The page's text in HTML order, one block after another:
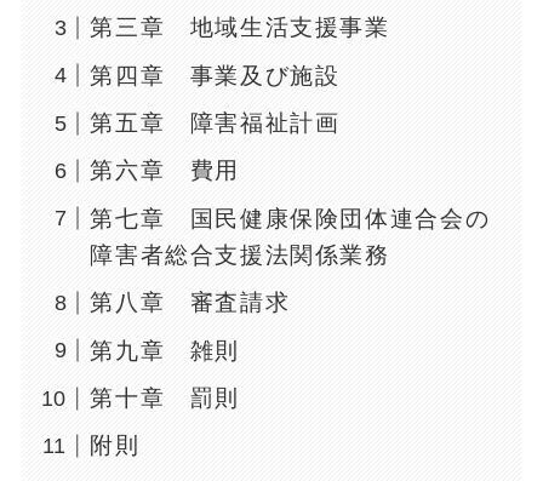
第三章 地域生活支援事業
第四章 事業及び施設
第五章 障害福祉計画
第六章 費用
第七章 国民健康保険団体連合会の
障害者総合支援法関係業務
第八章 審査請求
第九章 雑則
第十章 罰則
附則